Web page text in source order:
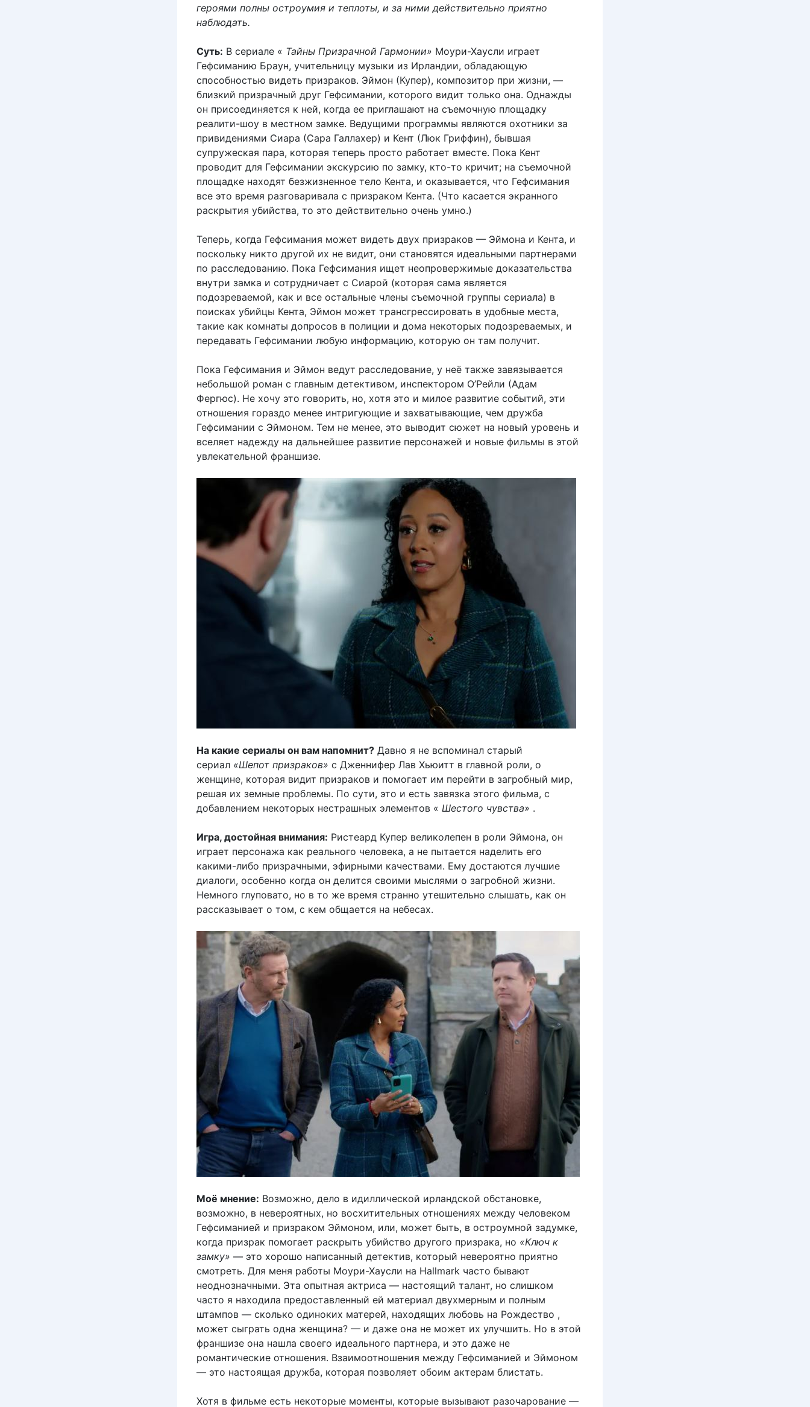
героями полны остроумия и теплоты, и за ними действительно приятно
наблюдать.
Суть: В сериале « Тайны Призрачной Гармонии» Моури-Хаусли играет
Гефсиманию Браун, учительницу музыки из Ирландии, обладающую
способностью видеть призраков. Эймон (Купер), композитор при жизни, —
близкий призрачный друг Гефсимании, которого видит только она. Однажды
он присоединяется к ней, когда ее приглашают на съемочную площадку
реалити-шоу в местном замке. Ведущими программы являются охотники за
привидениями Сиара (Сара Галлахер) и Кент (Люк Гриффин), бывшая
супружеская пара, которая теперь просто работает вместе. Пока Кент
проводит для Гефсимании экскурсию по замку, кто-то кричит; на съемочной
площадке находят безжизненное тело Кента, и оказывается, что Гефсимания
все это время разговаривала с призраком Кента. (Что касается экранного
раскрытия убийства, то это действительно очень умно.)
Теперь, когда Гефсимания может видеть двух призраков — Эймона и Кента, и
поскольку никто другой их не видит, они становятся идеальными партнерами
по расследованию. Пока Гефсимания ищет неопровержимые доказательства
внутри замка и сотрудничает с Сиарой (которая сама является
подозреваемой, как и все остальные члены съемочной группы сериала) в
поисках убийцы Кента, Эймон может трансгрессировать в удобные места,
такие как комнаты допросов в полиции и дома некоторых подозреваемых, и
передавать Гефсимании любую информацию, которую он там получит.
Пока Гефсимания и Эймон ведут расследование, у неё также завязывается
небольшой роман с главным детективом, инспектором О’Рейли (Адам
Фергюс). Не хочу это говорить, но, хотя это и милое развитие событий, эти
отношения гораздо менее интригующие и захватывающие, чем дружба
Гефсимании с Эймоном. Тем не менее, это выводит сюжет на новый уровень и
вселяет надежду на дальнейшее развитие персонажей и новые фильмы в этой
увлекательной франшизе.
На какие сериалы он вам напомнит? Давно я не вспоминал старый
сериал «Шепот призраков» с Дженнифер Лав Хьюитт в главной роли, о
женщине, которая видит призраков и помогает им перейти в загробный мир,
решая их земные проблемы. По сути, это и есть завязка этого фильма, с
добавлением некоторых нестрашных элементов « Шестого чувства» .
Игра, достойная внимания: Ристеард Купер великолепен в роли Эймона, он
играет персонажа как реального человека, а не пытается наделить его
какими-либо призрачными, эфирными качествами. Ему достаются лучшие
диалоги, особенно когда он делится своими мыслями о загробной жизни.
Немного глуповато, но в то же время странно утешительно слышать, как он
рассказывает о том, с кем общается на небесах.
Моё мнение: Возможно, дело в идиллической ирландской обстановке,
возможно, в невероятных, но восхитительных отношениях между человеком
Гефсиманией и призраком Эймоном, или, может быть, в остроумной задумке,
когда призрак помогает раскрыть убийство другого призрака, но «Ключ к
замку» — это хорошо написанный детектив, который невероятно приятно
смотреть. Для меня работы Моури-Хаусли на Hallmark часто бывают
неоднозначными. Эта опытная актриса — настоящий талант, но слишком
часто я находила предоставленный ей материал двухмерным и полным
штампов — сколько одиноких матерей, находящих любовь на Рождество ,
может сыграть одна женщина? — и даже она не может их улучшить. Но в этой
франшизе она нашла своего идеального партнера, и это даже не
романтические отношения. Взаимоотношения между Гефсиманией и Эймоном
— это настоящая дружба, которая позволяет обоим актерам блистать.
Хотя в фильме есть некоторые моменты, которые вызывают разочарование —